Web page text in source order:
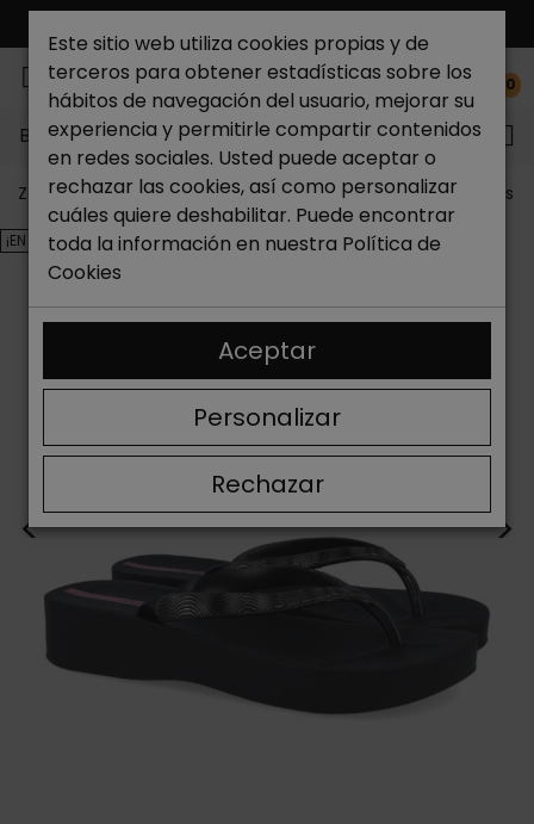
0
Buscar...
Zapateria Catchalot Outlet zapatos Outlet zapatos
¡EN OFERTA!
< >
Este sitio web utiliza cookies propias y de
terceros para obtener estadísticas sobre los
hábitos de navegación del usuario, mejorar su
experiencia y permitirle compartir contenidos
en redes sociales. Usted puede aceptar o
rechazar las cookies, así como personalizar
cuáles quiere deshabilitar. Puede encontrar
toda la información en nuestra Política de
Cookies
Rechazar
Personalizar
Aceptar